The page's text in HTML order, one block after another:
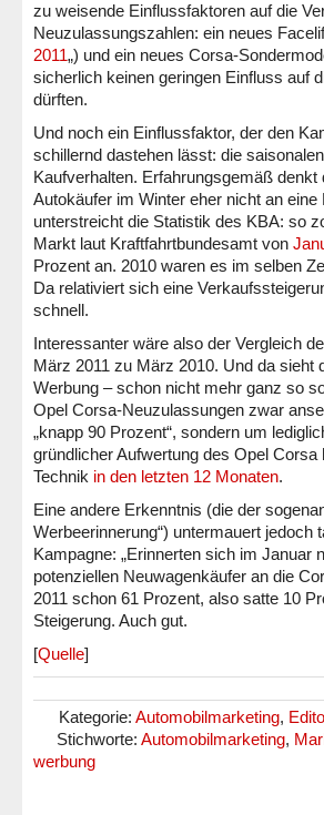
zu weisende Einflussfaktoren auf die
Neuzulassungszahlen: ein neues
2011„) und ein neues Corsa-
sicherlich keinen geringen Einfluss auf
dürften.
Und noch ein Einflussfaktor, der den
schillernd dastehen lässt: die
Kaufverhalten. Erfahrungsgemäß
Autokäufer im Winter eher nicht an
unterstreicht die Statistik des KBA: so
Markt laut Kraftfahrtbundesamt von
Prozent an. 2010 waren es im selben
Da relativiert sich eine
schnell.
Interessanter wäre also der Vergleich
März 2011 zu März 2010. Und da sieht
Werbung – schon nicht mehr ganz so
Opel Corsa-Neuzulassungen zwar
„knapp 90 Prozent“, sondern um
gründlicher Aufwertung des Opel
Technik in den letzten 12 Monaten.
Eine andere Erkenntnis (die der
Werbeerinnerung“) untermauert jedoch
Kampagne: „Erinnerten sich im Januar
potenziellen Neuwagenkäufer an die
2011 schon 61 Prozent, also satte 10
Steigerung. Auch gut.
[Quelle]
Kategorie: Automobilmarketing,
Stichworte: Automobilmarketing,
werbung